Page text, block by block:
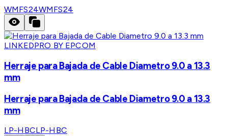
WMFS24WMFS24
LINKEDPRO BY EPCOM
Herraje para Bajada de Cable Diametro 9.0 a 13.3
mm
Herraje para Bajada de Cable Diametro 9.0 a 13.3
mm
LP-HBCLP-HBC